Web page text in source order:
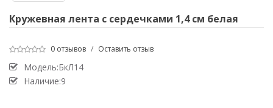
Кружевная лента с сердечками 1,4 см белая
0 отзывов / Оставить отзыв
Модель:БкЛ14
Наличие:9